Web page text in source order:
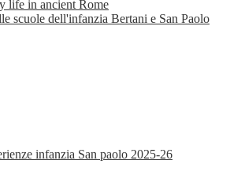
life in ancient Rome
scuole dell'infanzia Bertani e San Paolo
infanzia San paolo 2025-26